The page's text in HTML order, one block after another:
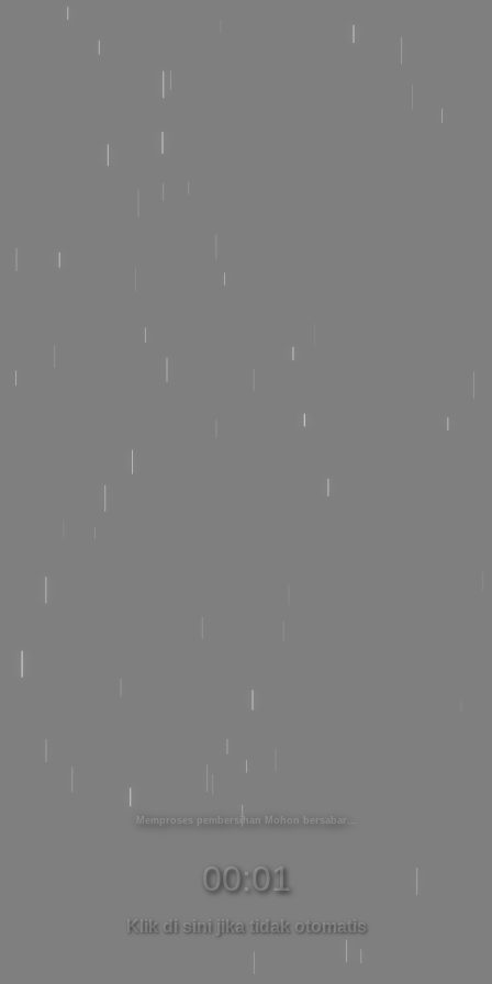
Memproses pembersihan Mohon bersabar
00:01
Klik di sini jika tidak otomatis